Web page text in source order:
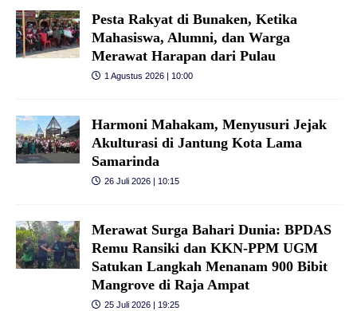
Pesta Rakyat di Bunaken, Ketika
Mahasiswa, Alumni, dan Warga
Merawat Harapan dari Pulau
1 Agustus 2026 | 10:00
Harmoni Mahakam, Menyusuri Jejak
Akulturasi di Jantung Kota Lama
Samarinda
26 Juli 2026 | 10:15
Merawat Surga Bahari Dunia: BPDAS
Remu Ransiki dan KKN-PPM UGM
Satukan Langkah Menanam 900 Bibit
Mangrove di Raja Ampat
25 Juli 2026 | 19:25